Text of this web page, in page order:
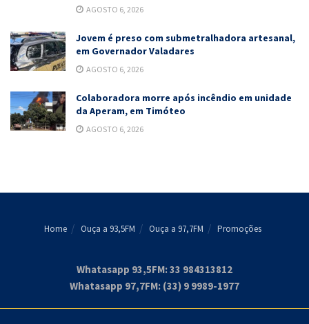
AGOSTO 6, 2026
Jovem é preso com submetralhadora artesanal,
em Governador Valadares
AGOSTO 6, 2026
Colaboradora morre após incêndio em unidade
da Aperam, em Timóteo
AGOSTO 6, 2026
Home Ouça a 93,5FM Ouça a 97,7FM Promoções
Whatasapp 93,5FM: 33 984313812
Whatasapp 97,7FM: (33) 9 9989-1977